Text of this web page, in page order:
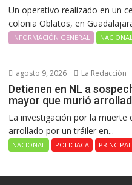
Un operativo realizado en un
colonia Oblatos, en
INFORMACIÓN GENERAL
agosto 9, 2026 La Redacción
Detienen en NL a
mayor que murió
La investigación por la muerte
arrollado por un tráiler en...
NACIONAL POLICIACA